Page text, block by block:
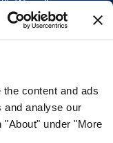
content and ads
and analyse our
under "More
Wir mögen es
stellen unser
aus hochwertigen
MEDIA